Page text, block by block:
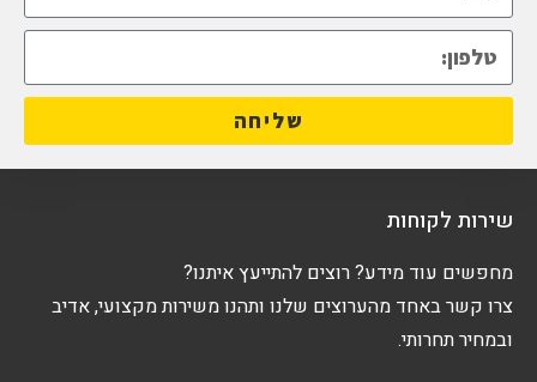
שליחה
שירות לקוחות
מחפשים עוד מידע? רוצים להתייעץ איתנו?
צרו קשר באחד מהערוצים שלנו ותהנו משירות מקצועי, אדיב
ובמחיר תחרותי.